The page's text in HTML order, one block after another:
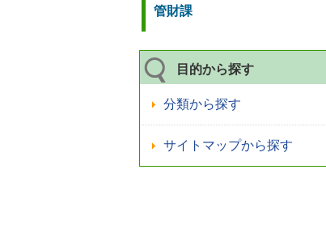
管財課
目的から探す
分類から探す
サイトマップから探す